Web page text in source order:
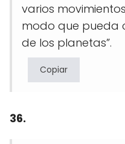
varios
modo que pueda
de los planetas”.
Copiar
36.